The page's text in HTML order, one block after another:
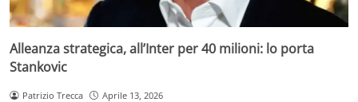
Alleanza strategica, all’Inter per 40 milioni: lo porta
Stankovic
Patrizio Trecca Aprile 13, 2026